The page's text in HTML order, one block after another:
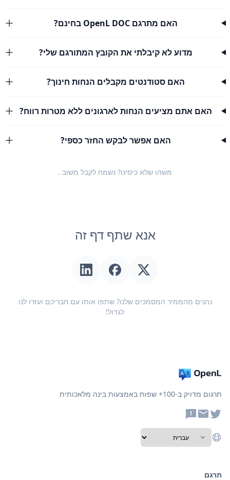
האם מתרגם OpenL DOC בחינם?
מדוע לא קיבלתי את הקובץ המתורגם שלי?
האם סטודנטים מקבלים הנחות חינוך?
האם אתם מציעים הנחות לארגונים ללא מטרות רווח?
האם אפשר לבקש החזר כספי?
משהו שלא כיסינו? נשמח לקבל משוב .
אנא שתף דף זה
נהנים מהממיר המסמכים שלנו? שתפו אותו עם חבריכם ועזרו לנו
לגדול!
תרגום מדויק ב-100+ שפות באמצעות בינה מלאכותית
תרגם